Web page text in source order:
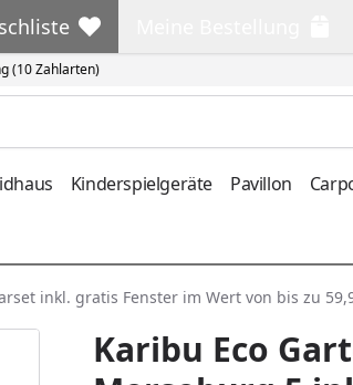
(10 Zahlarten)
Kinderspielgeräte Pavillon
inkl. gratis Fenster im Wert von bis zu
Karibu Eco